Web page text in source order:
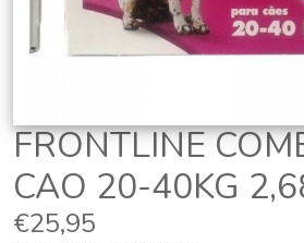
FRONTLINE
CAO 20-40KG
€25,95